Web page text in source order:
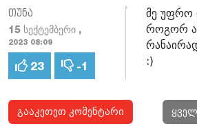
თუნა
15 სექტემბერი ,
2023 08:09
23 -1
მე უფრო
როგორ
:)
გააკეთეთ კომენტარი